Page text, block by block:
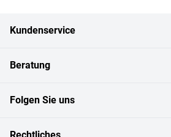
Kundenservice
Beratung
Folgen Sie uns
Rechtliches